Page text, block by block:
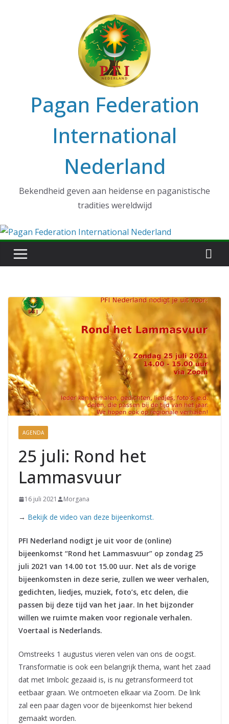
Pagan Federation
International
Nederland
Bekendheid geven aan heidense en paganistische
tradities wereldwijd
AGENDA
25 juli: Rond het
Lammasvuur
16 juli 2021 Morgana
→ Bekijk de video van deze bijeenkomst.
PFI Nederland nodigt je uit voor de (online)
bijeenkomst “Rond het Lammasvuur” op zondag 25
juli 2021 van 14.00 tot 15.00 uur. Net als de vorige
bijeenkomsten in deze serie, zullen we weer verhalen,
gedichten, liedjes, muziek, foto’s, etc delen, die
passen bij deze tijd van het jaar. In het bijzonder
willen we ruimte maken voor regionale verhalen.
Voertaal is Nederlands.
Omstreeks 1 augustus vieren velen van ons de oogst.
Transformatie is ook een belangrijk thema, want het zaad
dat met Imbolc gezaaid is, is nu getransformeerd tot
eetbaar graan. We ontmoeten elkaar via Zoom. De link
zal een paar dagen voor de bijeenkomst hier bekend
gemaakt worden.